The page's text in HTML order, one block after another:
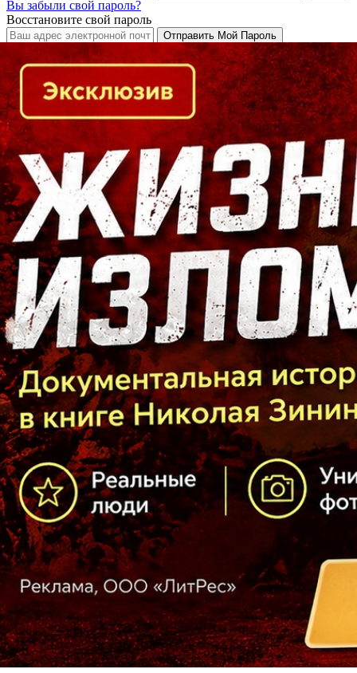
Вы забыли свой пароль?
Восстановите свой пароль
Кто есть кто в Байкальском регионе